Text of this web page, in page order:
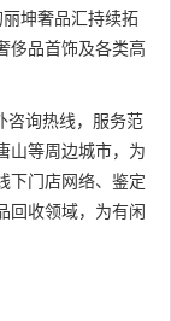
坤奢品汇持续拓
侈品首饰及各类高
询热线，服务范
山等周边城市，为
下门店网络、鉴定
回收领域，为有闲